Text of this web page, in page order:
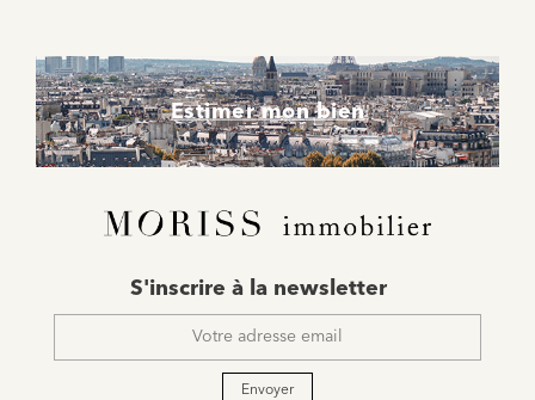
Estimer mon bien
mail
S'inscrire à la newsletter
Envoyer